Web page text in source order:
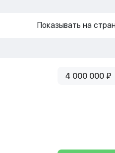
Показывать на
4 000 000 ₽